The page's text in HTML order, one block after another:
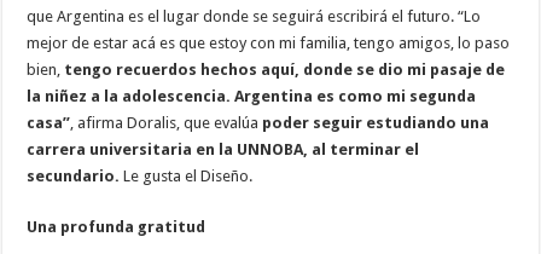
que Argentina es el lugar donde se seguirá escribirá el futuro. “Lo
mejor de estar acá es que estoy con mi familia, tengo amigos, lo paso
bien, tengo recuerdos hechos aquí, donde se dio mi pasaje de
la niñez a la adolescencia. Argentina es como mi segunda
casa” , afirma Doralis, que evalúa poder seguir estudiando una
carrera universitaria en la UNNOBA, al terminar el
secundario. Le gusta el Diseño.
Una profunda gratitud